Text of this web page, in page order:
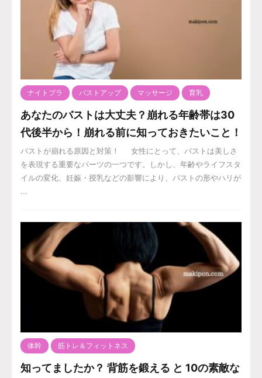
ナイトブラ バストアップ マッサージ 育乳
あなたのバストは大丈夫？崩れる年齢帯は30
代後半から！崩れる前に知っておきたいこと！
バストが崩れる原因と対策！ 女性にとって、バストは美しさ
を表現する重要なパーツの一つです。しかし、年齢やライフスタ
イルの変化、妊娠・授乳などの影響により、バストの形やハリが
...
体幹 筋トレ＆フィットネス
知ってましたか？ 背筋を鍛える と 10の素敵な